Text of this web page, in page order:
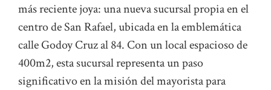
más reciente joya: una nueva sucursal propia en el
centro de San Rafael, ubicada en la emblemática
calle Godoy Cruz al 84. Con un local espacioso de
400m2, esta sucursal representa un paso
significativo en la misión del mayorista para